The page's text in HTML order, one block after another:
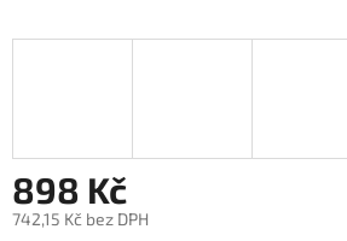
898 Kč
742,15 Kč bez DPH